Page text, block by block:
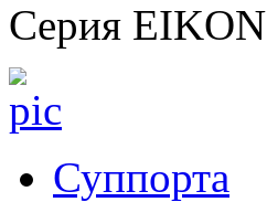
Серия EIKON
Суппорта